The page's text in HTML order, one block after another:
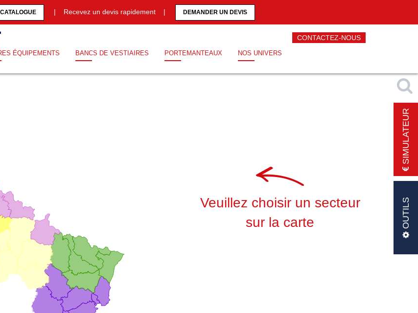
CATALOGUE | Recevez un devis rapidement | DEMANDER UN DEVIS
CONTACTEZ-NOUS
ÉQUIPEMENTS BANCS DE VESTIAIRES PORTEMANTEAUX NOS UNIVERS
Veuillez choisir un secteur
sur la carte
SIMULATEUR
OUTILS